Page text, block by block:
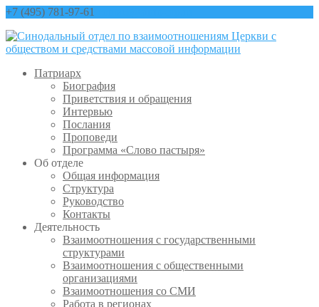
+7 (495) 781-97-61
Патриарх
Биография
Приветствия и обращения
Интервью
Послания
Проповеди
Программа «Слово пастыря»
Об отделе
Общая информация
Структура
Руководство
Контакты
Деятельность
Взаимоотношения с государственными
структурами
Взаимоотношения с общественными
организациями
Взаимоотношения со СМИ
Работа в регионах